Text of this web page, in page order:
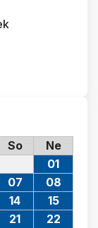
So Ne
01
07
08
14
15
21
22